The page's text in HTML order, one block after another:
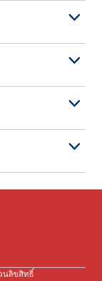
นลิขสิทธิ์